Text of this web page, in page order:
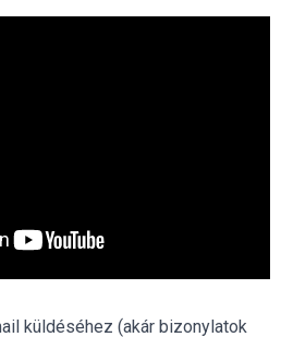
küldéséhez (akár bizonylatok